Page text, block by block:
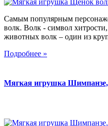
Самым популярным
волк. Волк - символ
животных волк – один из
Подробнее »
Мягкая игрушка Шимпанзе,